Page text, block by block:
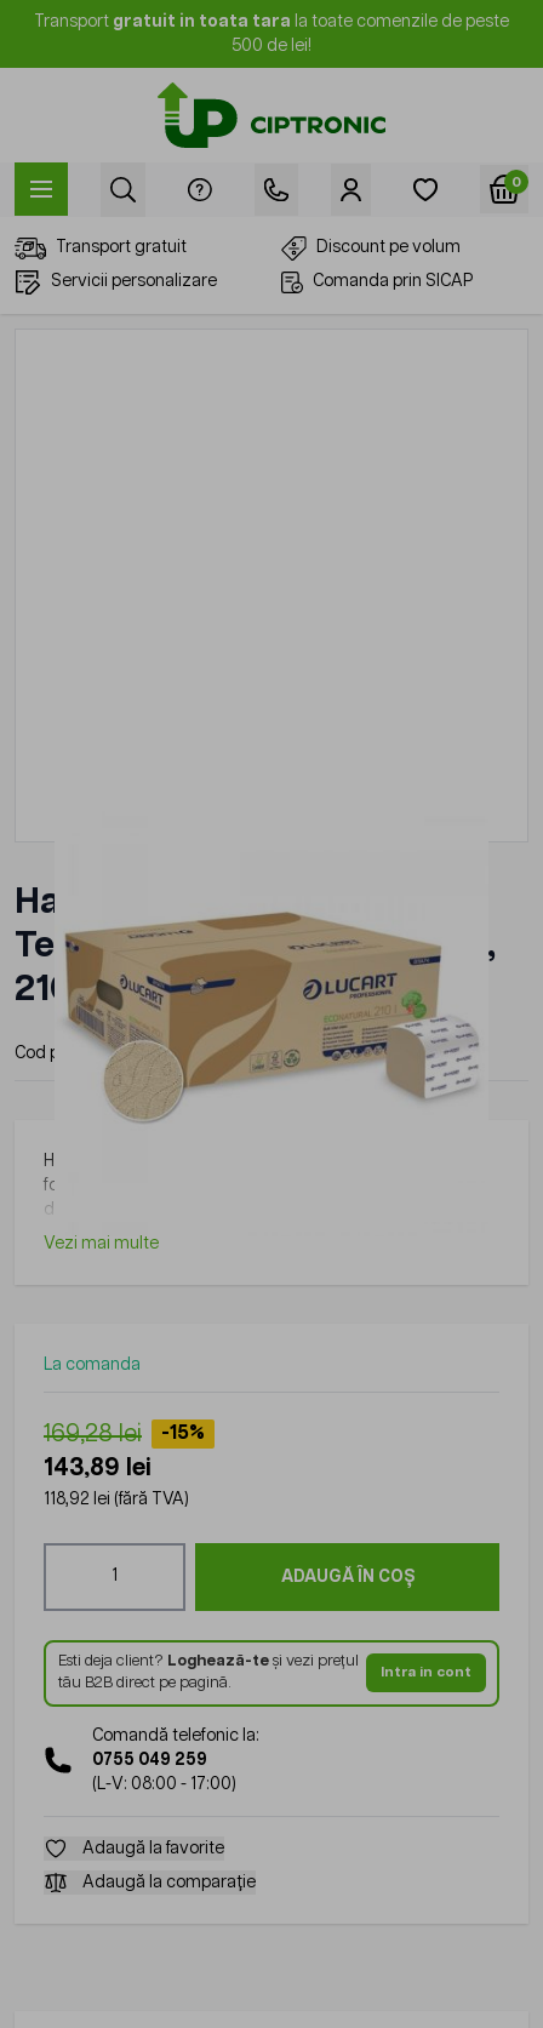
Mergi la Conținut
Transport gratuit in toata tara la toate comenzile de peste
500 de lei!
0
Transport gratuit
Discount pe volum
Servicii personalizare
Comanda prin SICAP
Hartie igienica Econatural
Tetrapack tip bulk, LUCART,
210foi/set, 40set/bax
Cod produs: LUC811A74 Producator: Lucart
Hartie igienica EcoNatural Tetrapack tip bulk, Lucart, 210
foi/set, 40 set/bax, 2 straturi, materie reciclata,
dimensiune: 10x21cm, certificat Ecolabel
Vezi mai multe
La comanda
169,28 lei -15%
143,89 lei
118,92 lei (fără TVA)
ADAUGĂ ÎN COȘ
Esti deja client? Loghează-teși vezi prețul
tău B2B direct pe pagină.
Intra in cont
Comandă telefonic la:
0755 049 259
(L-V: 08:00 - 17:00)
Adaugă la favorite
Adaugă la comparație